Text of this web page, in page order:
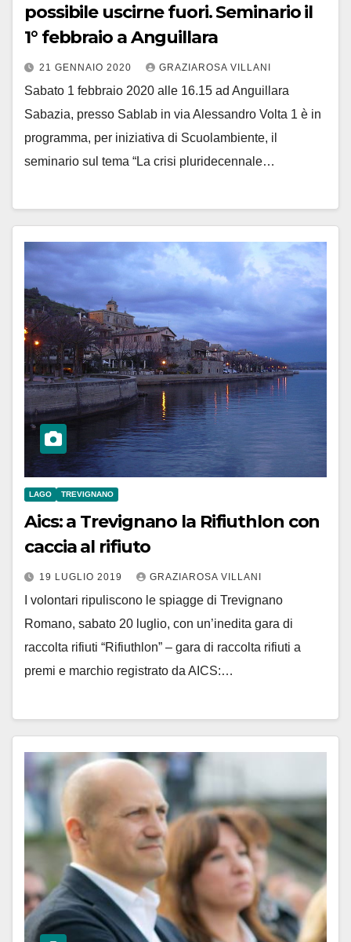
possibile uscirne fuori. Seminario il
1° febbraio a Anguillara
21 GENNAIO 2020 GRAZIAROSA VILLANI
Sabato 1 febbraio 2020 alle 16.15 ad Anguillara
Sabazia, presso Sablab in via Alessandro Volta 1 è in
programma, per iniziativa di Scuolambiente, il
seminario sul tema “La crisi pluridecennale…
LAGO TREVIGNANO
Aics: a Trevignano la Rifiuthlon con
caccia al rifiuto
19 LUGLIO 2019 GRAZIAROSA VILLANI
I volontari ripuliscono le spiagge di Trevignano
Romano, sabato 20 luglio, con un’inedita gara di
raccolta rifiuti “Rifiuthlon” – gara di raccolta rifiuti a
premi e marchio registrato da AICS:…